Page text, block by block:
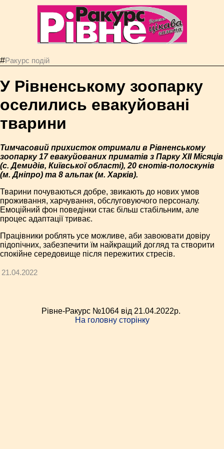
#Ракурс подій
У Рівненському зоопарку
оселились евакуйовані
тварини
Тимчасовий прихисток отримали в Рівненському
зоопарку 17 евакуйованих приматів з Парку XII Місяців
(с. Демидів, Київської області), 20 єнотів-полоскунів
(м. Дніпро) та 8 альпак (м. Харків).
Тварини почуваються добре, звикають до нових умов
проживання, харчування, обслуговуючого персоналу.
Емоційний фон поведінки стає більш стабільним, але
процес адаптації триває.
Працівники роблять усе можливе, аби завоювати довіру
підопічних, забезпечити їм найкращий догляд та створити
спокійне середовище після пережитих стресів.
21.04.2022
Рівне-Ракурс №1064 від 21.04.2022p.
На головну сторінку